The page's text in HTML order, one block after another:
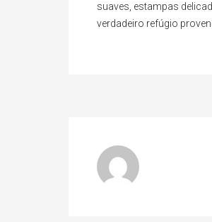
suaves, estampas
verdadeiro refúgio